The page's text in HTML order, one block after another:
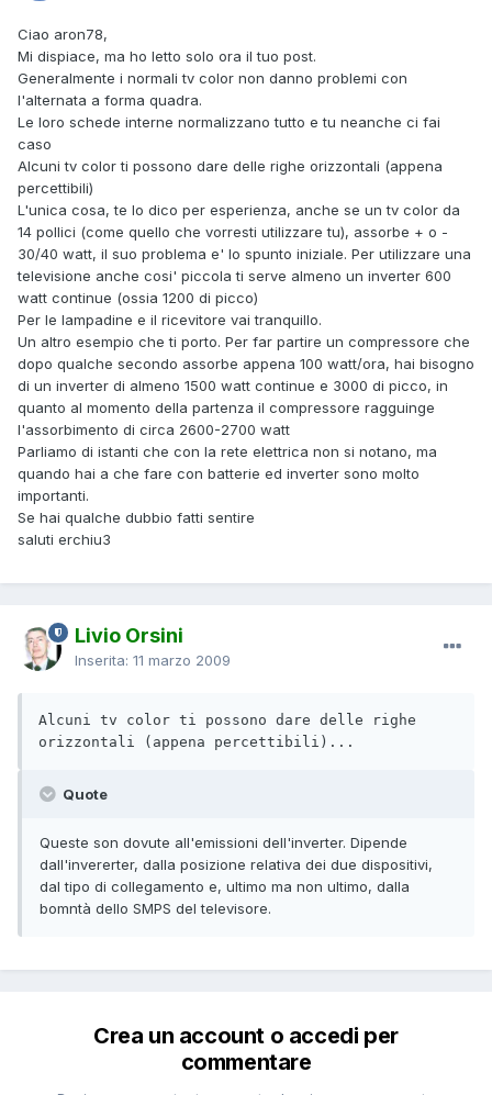
Ciao aron78,
Mi dispiace, ma ho letto solo ora il tuo post.
Generalmente i normali tv color non danno problemi con
l'alternata a forma quadra.
Le loro schede interne normalizzano tutto e tu neanche ci fai
caso
Alcuni tv color ti possono dare delle righe orizzontali (appena
percettibili)
L'unica cosa, te lo dico per esperienza, anche se un tv color da
14 pollici (come quello che vorresti utilizzare tu), assorbe + o -
30/40 watt, il suo problema e' lo spunto iniziale. Per utilizzare una
televisione anche cosi' piccola ti serve almeno un inverter 600
watt continue (ossia 1200 di picco)
Per le lampadine e il ricevitore vai tranquillo.
Un altro esempio che ti porto. Per far partire un compressore che
dopo qualche secondo assorbe appena 100 watt/ora, hai bisogno
di un inverter di almeno 1500 watt continue e 3000 di picco, in
quanto al momento della partenza il compressore ragguinge
l'assorbimento di circa 2600-2700 watt
Parliamo di istanti che con la rete elettrica non si notano, ma
quando hai a che fare con batterie ed inverter sono molto
importanti.
Se hai qualche dubbio fatti sentire
saluti erchiu3
Livio Orsini
Inserita: 11 marzo 2009
Alcuni tv color ti possono dare delle righe
orizzontali (appena percettibili)...
Quote
Queste son dovute all'emissioni dell'inverter. Dipende
dall'invererter, dalla posizione relativa dei due dispositivi,
dal tipo di collegamento e, ultimo ma non ultimo, dalla
bomntà dello SMPS del televisore.
Crea un account o accedi per
commentare